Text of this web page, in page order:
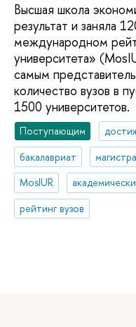
Высшая школа
результат и заняла
международном
университета»
самым
количество вузов в
1500 университетов.
Поступающим
бакалавриат
MosIUR
рейтинг вузов